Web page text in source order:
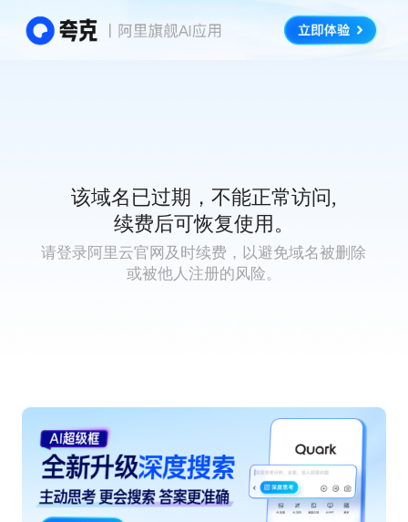
该域名已过期，不能正常访问,
续费后可恢复使用。
请登录阿里云官网及时续费，以避免域名被删除
或被他人注册的风险。